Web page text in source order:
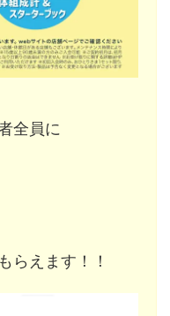
全員に
らえます！！